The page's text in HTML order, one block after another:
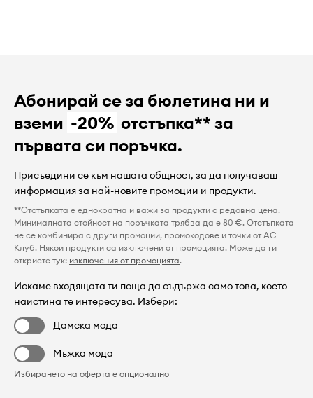
Абонирай се за бюлетина ни и
вземи -20% отстъпка** за
първата си поръчка.
Присъедини се към нашата общност, за да получаваш
информация за най-новите промоции и продукти.
**Отстъпката е еднократна и важи за продукти с редовна цена.
Минималната стойност на поръчката трябва да е 80 €. Отстъпката
не се комбинира с други промоции, промокодове и точки от AC
Клуб. Някои продукти са изключени от промоцията. Може да ги
откриете тук: изключения от промоцията.
Искаме входящата ти поща да съдържа само това, което
наистина те интересува. Избери:
Дамска мода
Мъжка мода
Избирането на оферта е опционално